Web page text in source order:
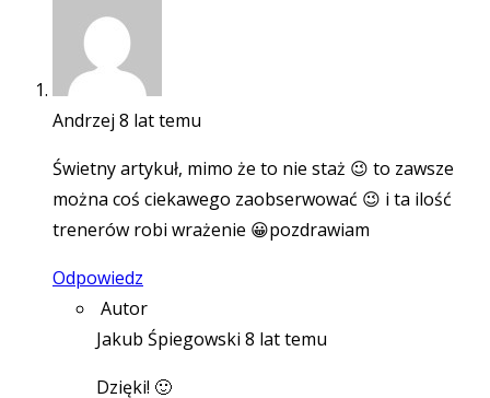
Andrzej 8 lat temu
Świetny artykuł, mimo że to nie staż 😉 to zawsze
można coś ciekawego zaobserwować 😉 i ta ilość
trenerów robi wrażenie 😀pozdrawiam
Odpowiedz
Autor
Jakub Śpiegowski 8 lat temu
Dzięki! 🙂